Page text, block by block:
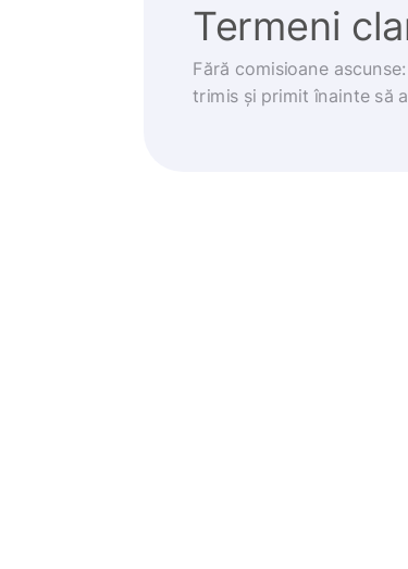
Termeni
Fără comisioane
trimis și primit înainte să